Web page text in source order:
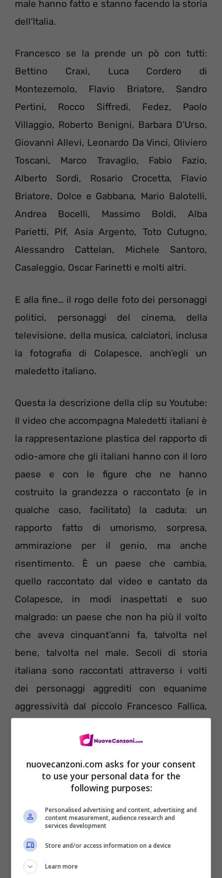
male hanno fatto e stanno facendo la storia
dell’Italia.
Francesco se la prende un pò con tutti:
Bettino Craxi, Luca Cordero di
Montezemolo, Flavio Briatore, Sandro
Pertini, Rocco Siffredi, Fedez, Paolo
Villaggio, Roberto Benigni, Barbara D’Urso,
Giovanni Allevi, Leonardo Da Vinci, Oliviero
Toscani, Marco Travaglio, Fabio Fazio,
Alberto Sordi, Rosario Crocetta, Flavio
Briatore, Dolce e Gabbana, Mario Balotelli,
Andrea Bocelli, Massimo Boldi, Alba
Parietti, Pif, Asia Argento, Toto Cutugno,
Alessandro Cattelan, Michele Santoro,
Casaleggio, Oscar Farinetti e molti altri.
E alla fine… il rogo delle foto dei personaggi
politici, personaggi del cinema, della
televisione, della musica, calciatori, inclusa
la fotografia di Colapesce, anch’egli un
maledetto italiano.
Questa la descrizione della clip su Youtube:
Il video che accompagna Maledetti italiani è
la rappresentazione plastica del rapporto di
odio-amore che gli italiani hanno con il loro
paese e con le figure che ne hanno
costruito la grandezza o raccontato (e in
qualche caso, facilitato) la caduta: un
rapporto fatto di umorismo, sorpresa,
ammirazione per il genio, ma anche
risentimento. È un paese che cambia,
quello raccontato dal video e cantato da
Colapesce, in modi inaspettati e suo
malgrado: un paese che non ha più il volto
che aveva cinquant’anni fa, talvolta nel
bene, talvolta nel male. Secoli di storia
italiana sono raccontati attraverso i volti
dei personaggi aggrediti con equanime
aggressività dal piccolo Francesco Fallica,
protagonista del video, che non risparmia
nessuno: il concetto di buono e cattivo – di
“alto” e “basso” – perde valore. Siamo tutti
italiani, ognuno maledetto a modo suo. Il
video, realizzato dal collettivo catanese
Ground’s Oranges con la regia di Zavvo
Nicolosi, è stato girato nello studio
dell’artista Jacopo Leone e si conclude non
nuovecanzoni.com asks for your consent
to use your personal data for the
following purposes:
Personalised advertising and content, advertising and
content measurement, audience research and
services development
Store and/or access information on a device
Learn more